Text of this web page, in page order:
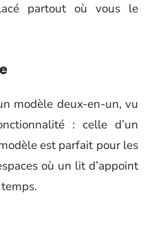
partout où vous le
modèle deux-en-un, vu
: celle d’un
est parfait pour les
où un lit d’appoint